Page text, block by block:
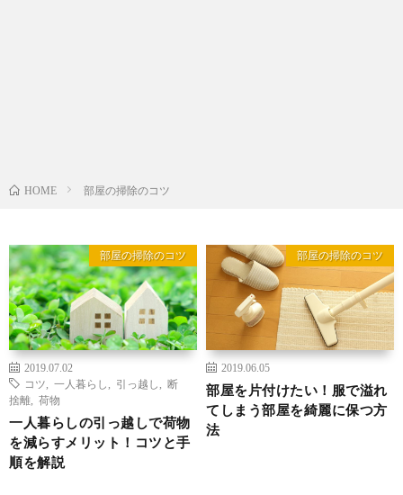
HOME 部屋の掃除のコツ
部屋の掃除のコツ
2019.07.02
コツ
一人暮らし 引っ越し
断
捨離
荷物
一人暮らしの引っ越しで荷物
を減らすメリット！コツと手
順を解説
部屋の掃除のコツ
2019.06.05
部屋を片付けたい！服で溢れ
てしまう部屋を綺麗に保つ方
法